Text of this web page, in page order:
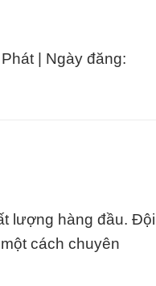
| Ngày đăng:
lượng hàng đầu. Đội
cách chuyên